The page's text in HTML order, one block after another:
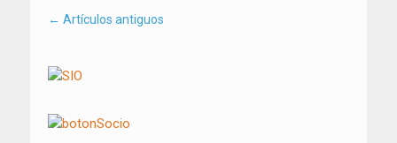
Navegación
artículos
← Artículos antiguos